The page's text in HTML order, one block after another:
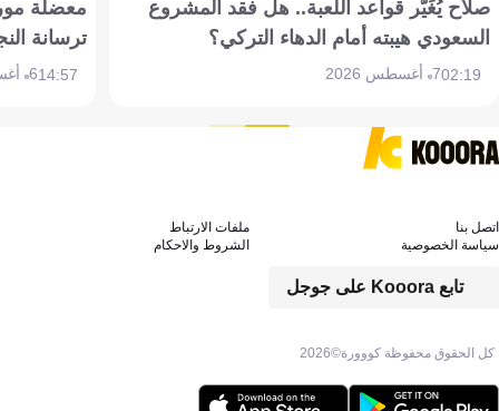
صلاح يُغَيّر قواعد اللعبة.. هل فقد المشروع
السعودي هيبته أمام الدهاء التركي؟
02:197 أغسطس 2026
معضلة
ترسانة
14:576 أغسطس 2026
كل الحقوق محفوظة كووورة©2026
تابع Kooora على جوجل
اتصل بنا
ملفات الارتباط
سياسة الخصوصية
الشروط والاحكام